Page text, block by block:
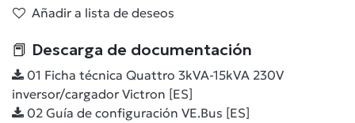
Añadir a lista de deseos
📕 Descarga de documentación
01 Ficha técnica Quattro 3kVA-15kVA 230V
inversor/cargador Victron [ES]
02 Guía de configuración VE.Bus [ES]